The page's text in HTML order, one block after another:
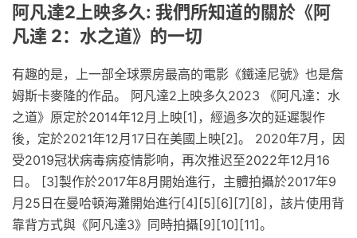
阿凡達2上映多久: 我們所知道的關於《阿
凡達 2：水之道》的一切
有趣的是，上一部全球票房最高的電影《鐵達尼號》也是詹
姆斯卡麥隆的作品。 阿凡達2上映多久2023 《阿凡達：水
之道》原定於2014年12月上映[1]，經過多次的延遲製作
後，定於2021年12月17日在美國上映[2]。 2020年7月，因
受2019冠状病毒病疫情影响，再次推迟至2022年12月16
日。 [3]製作於2017年8月開始進行，主體拍攝於2017年9
月25日在曼哈頓海灘開始進行[4][5][6][7][8]，該片使用背
靠背方式與《阿凡達3》同時拍攝[9][10][11]。